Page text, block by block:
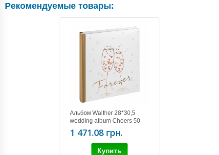
Рекомендуемые товары:
Альбом Walther 28*30,5
wedding album Cheers 50
pages UH-162*
1 471.08 грн.
Купить